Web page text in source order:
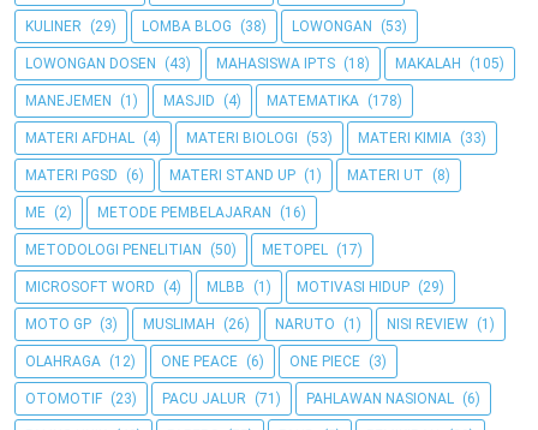
KULINER (29) LOMBA BLOG (38) LOWONGAN (53)
LOWONGAN DOSEN (43) MAHASISWA IPTS (18) MAKALAH (105)
MANEJEMEN (1) MASJID (4) MATEMATIKA (178)
MATERI AFDHAL (4) MATERI BIOLOGI (53) MATERI KIMIA (33)
MATERI PGSD (6) MATERI STAND UP (1) MATERI UT (8)
ME (2) METODE PEMBELAJARAN (16)
METODOLOGI PENELITIAN (50) METOPEL (17)
MICROSOFT WORD (4) MLBB (1) MOTIVASI HIDUP (29)
MOTO GP (3) MUSLIMAH (26) NARUTO (1) NISI REVIEW (1)
OLAHRAGA (12) ONE PEACE (6) ONE PIECE (3)
OTOMOTIF (23) PACU JALUR (71) PAHLAWAN NASIONAL (6)